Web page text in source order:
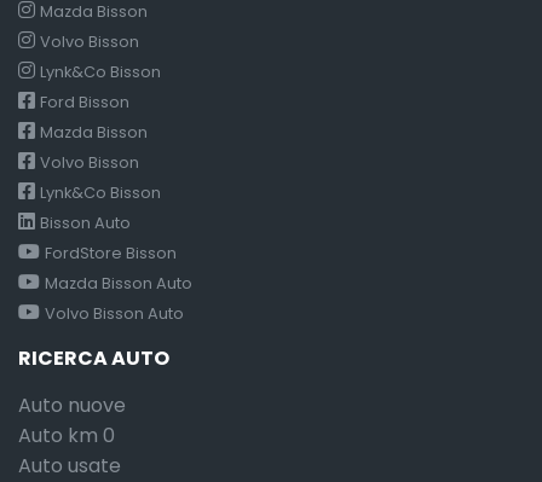
Mazda Bisson
Volvo Bisson
Lynk&Co Bisson
Ford Bisson
Mazda Bisson
Volvo Bisson
Lynk&Co Bisson
Bisson Auto
FordStore Bisson
Mazda Bisson Auto
Volvo Bisson Auto
RICERCA AUTO
Auto nuove
Auto km 0
Auto usate